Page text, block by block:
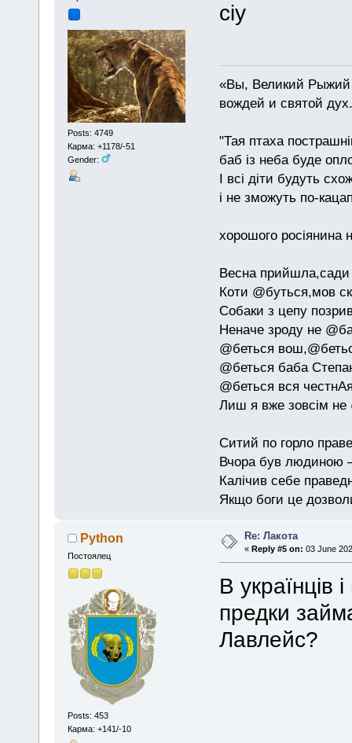
Posts: 4749
Карма: +1178/-51
Gender:
сіу
«Вы, Великий Рыжий
вождей и святой
"Тая птаха
баб із неба буде
І всі діти будуть
і не зможуть по-
хорошого росіянина
Весна прийшла,сади
Коти @буться,мов
Собаки з цепу
Неначе зроду не
@беться
@беться баба
@беться вся
Лиш я вже зовсім не
Ситий по горло
Вчора був людиною —
Калічив себе
Якщо боги це
Python
Постоялец
Posts: 453
Карма: +141/-10
Re: Лакота
«Reply #5 on: 03 June
В українців
предки
Лавлейс?